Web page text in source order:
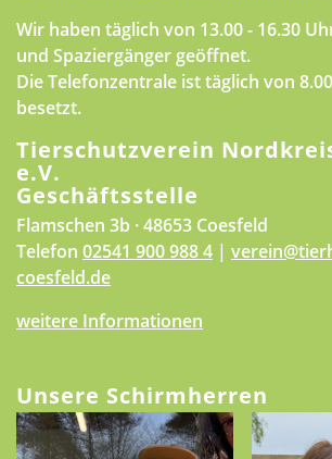
Wir haben täglich von 13.00 - 16.30
und Spaziergänger geöffnet.
Die Telefonzentrale ist täglich von
besetzt.
Tierschutzverein
e.V.
Geschäftsstelle
Flamschen 3b · 48653 Coesfeld
Telefon 02541 900 988 4 |
coesfeld.de
weitere Informationen
Unsere Schirmherren